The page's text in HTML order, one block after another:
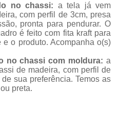
no chassi: a tela já vem
com perfil de 3cm, presa
pronta para pendurar. O
é feito com fita kraft para
o produto. Acompanha o(s)
no chassi com moldura: a
de madeira, com perfil de
sua preferência. Temos as
preta.